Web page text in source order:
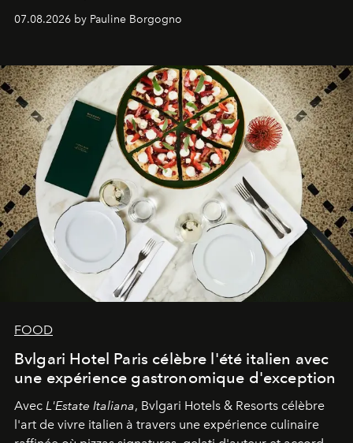
07.08.2026 by Pauline Borgogno
FOOD
Bvlgari Hotel Paris célèbre l'été italien avec
une expérience gastronomique d'exception
Avec L'Estate Italiana, Bvlgari Hotels & Resorts célèbre
l'art de vivre italien à travers une expérience culinaire